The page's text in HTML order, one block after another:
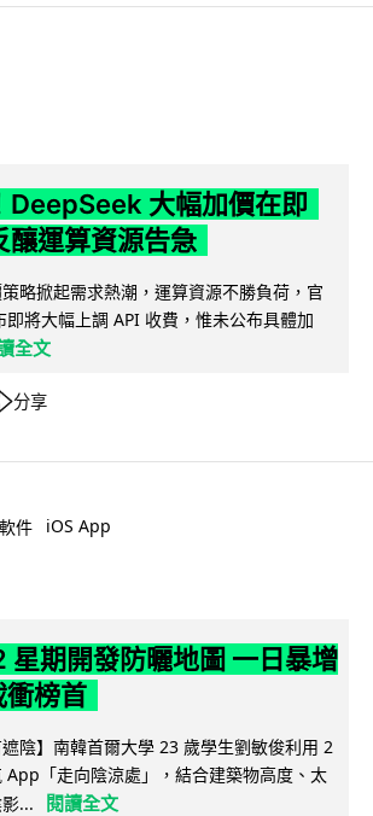
DeepSeek 大幅加價在即
釀運算資源告急
略掀起需求熱潮，運算資源不勝負荷，官
即將大幅上調 API 收費，惟未公布具體加
全文
分享
件 iOS App
星期開發防曬地圖 一日暴增
衝榜首
遮陰】南韓首爾大學 23 歲學生劉敏俊利用 2
App「走向陰涼處」，結合建築物高度、太
...
閱讀全文